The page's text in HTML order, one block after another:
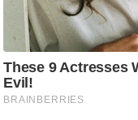
प
स
मी
क्षा